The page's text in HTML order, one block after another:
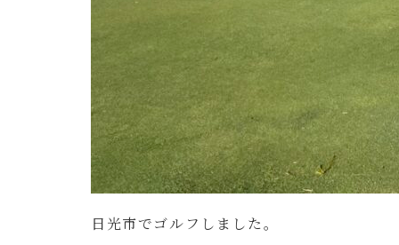
日光市でゴルフしました。